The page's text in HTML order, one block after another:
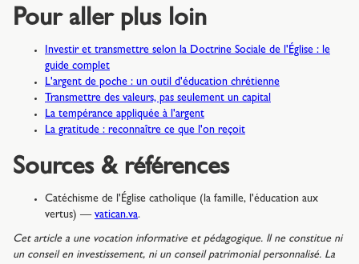
Pour aller plus loin
Investir et transmettre selon la Doctrine Sociale de l'Église : le
guide complet
L'argent de poche : un outil d'éducation chrétienne
Transmettre des valeurs, pas seulement un capital
La tempérance appliquée à l'argent
La gratitude : reconnaître ce que l'on reçoit
Sources & références
Catéchisme de l'Église catholique (la famille, l'éducation aux
vertus) — vatican.va.
Cet article a une vocation informative et pédagogique. Il ne constitue ni
un conseil en investissement, ni un conseil patrimonial personnalisé. La